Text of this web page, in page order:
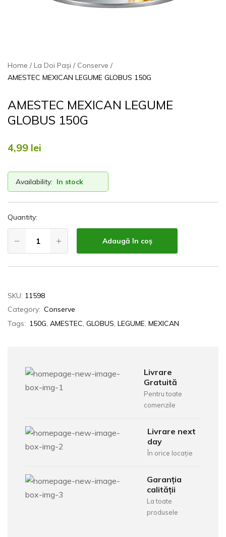
Home La Doi Pași
Conserve
AMESTEC MEXICAN LEGUME GLOBUS 150G
AMESTEC MEXICAN LEGUME
GLOBUS 150G
4,99 lei
Availability: In stock
Quantity:
Adaugă în coș
SKU: 11598
Category: Conserve
Tags: 150G, AMESTEC, GLOBUS, LEGUME, MEXICAN
Livrare
Gratuită
Pentru toate
comenzile
Livrare next
day
În orice locație
Garanția
calității
La toate
produsele